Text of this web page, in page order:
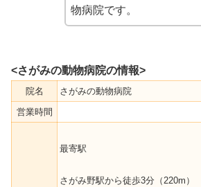
物病院です。
<さがみの動物病院の情報>
院名
さがみの動物病院
営業時間
最寄駅
さがみ野駅から徒歩3分（220m）